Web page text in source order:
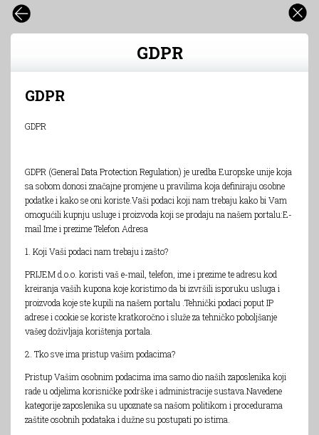
GDPR
GDPR
GDPR
GDPR (General Data Protection Regulation) je uredba Europske unije koja
sa sobom donosi značajne promjene u pravilima koja definiraju osobne
podatke i kako se oni koriste.Vaši podaci koji nam trebaju kako bi Vam
omogućili kupnju usluge i proizvoda koji se prodaju na našem portalu:E-
mail Ime i prezime Telefon Adresa
1. Koji Vaši podaci nam trebaju i zašto?
PRIJEM d.o.o. koristi vaš e-mail, telefon, ime i prezime te adresu kod
kreiranja vaših kupona koje koristimo da bi izvršili isporuku usluga i
proizvoda koje ste kupili na našem portalu .Tehnički podaci poput IP
adrese i cookie se koriste kratkoročno i služe za tehničko poboljšanje
vašeg doživljaja korištenja portala.
2. Tko sve ima pristup vašim podacima?
Pristup Vašim osobnim podacima ima samo dio naših zaposlenika koji
rade u odjelima korisničke podrške i administracije sustava.Navedene
kategorije zaposlenika su upoznate sa našom politikom i procedurama
zaštite osobnih podataka i dužne su postupati po istima.